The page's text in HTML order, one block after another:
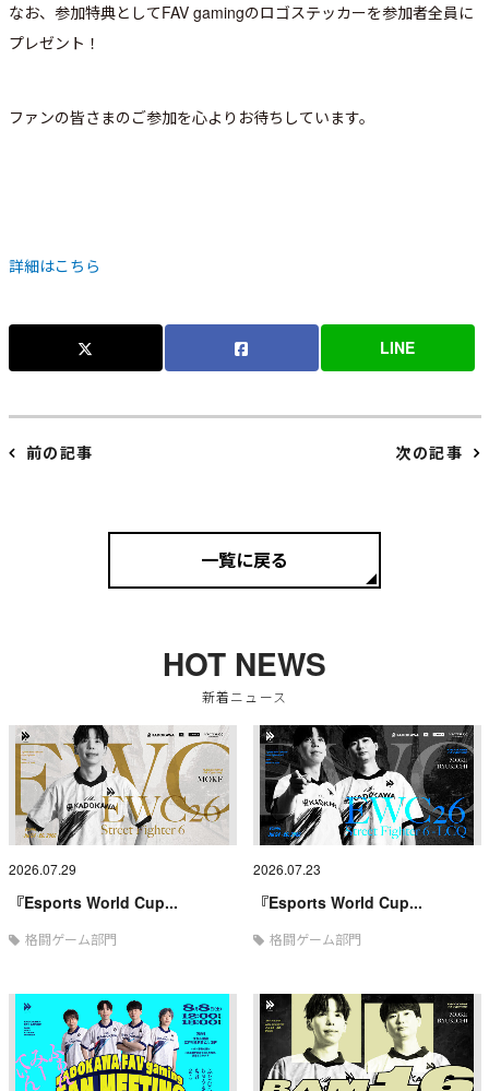
なお、参加特典としてFAV gamingのロゴステッカーを参加者全員に
プレゼント！
ファンの皆さまのご参加を心よりお待ちしています。
詳細はこちら
LINE
前の記事 次の記事
一覧に戻る
HOT NEWS
新着ニュース
2026.07.29
『Esports World Cup...
格闘ゲーム部門
2026.07.23
『Esports World Cup...
格闘ゲーム部門